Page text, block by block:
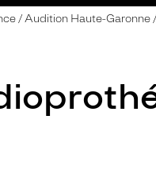
Audition Haute-Garonne